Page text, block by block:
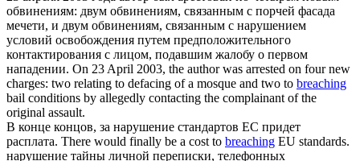
обвинениям: двум обвинениям, связанным с порчей фасада
мечети, и двум обвинениям, связанным с нарушением
условий освобождения путем предположительного
контактирования с лицом, подавшим жалобу о первом
нападении. On 23 April 2003, the author was arrested on four new
charges: two relating to defacing of a mosque and two to breaching
bail conditions by allegedly contacting the complainant of the
original assault.
В конце концов, за нарушение стандартов ЕС придет
расплата. There would finally be a cost to breaching EU standards.
нарушение тайны личной переписки, телефонных